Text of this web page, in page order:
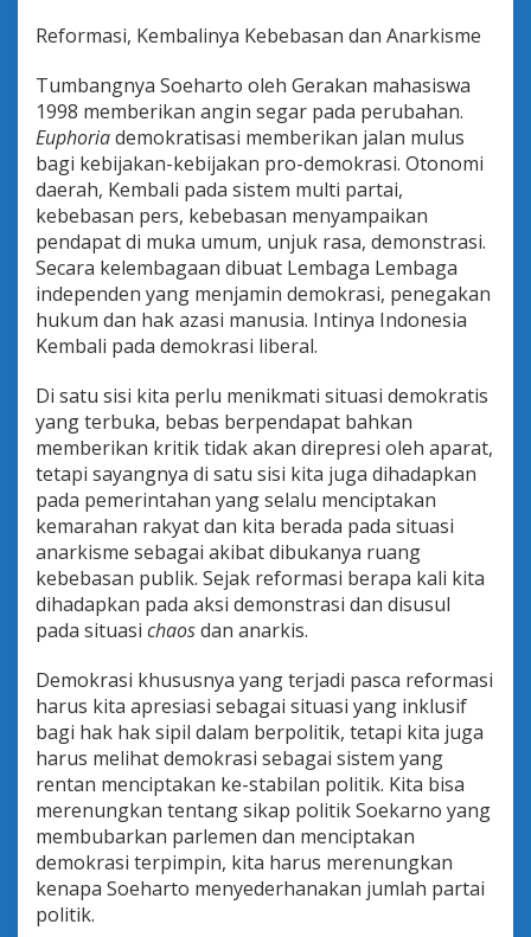
Reformasi, Kembalinya Kebebasan dan Anarkisme
Tumbangnya Soeharto oleh Gerakan mahasiswa
1998 memberikan angin segar pada perubahan.
Euphoriademokratisasi memberikan jalan mulus
bagi kebijakan-kebijakan pro-demokrasi. Otonomi
daerah, Kembali pada sistem multi partai,
kebebasan pers, kebebasan menyampaikan
pendapat di muka umum, unjuk rasa, demonstrasi.
Secara kelembagaan dibuat Lembaga Lembaga
independen yang menjamin demokrasi, penegakan
hukum dan hak azasi manusia. Intinya Indonesia
Kembali pada demokrasi liberal.
Di satu sisi kita perlu menikmati situasi demokratis
yang terbuka, bebas berpendapat bahkan
memberikan kritik tidak akan direpresi oleh aparat,
tetapi sayangnya di satu sisi kita juga dihadapkan
pada pemerintahan yang selalu menciptakan
kemarahan rakyat dan kita berada pada situasi
anarkisme sebagai akibat dibukanya ruang
kebebasan publik. Sejak reformasi berapa kali kita
dihadapkan pada aksi demonstrasi dan disusul
pada situasi chaosdan anarkis.
Demokrasi khususnya yang terjadi pasca reformasi
harus kita apresiasi sebagai situasi yang inklusif
bagi hak hak sipil dalam berpolitik, tetapi kita juga
harus melihat demokrasi sebagai sistem yang
rentan menciptakan ke-stabilan politik. Kita bisa
merenungkan tentang sikap politik Soekarno yang
membubarkan parlemen dan menciptakan
demokrasi terpimpin, kita harus merenungkan
kenapa Soeharto menyederhanakan jumlah partai
politik.